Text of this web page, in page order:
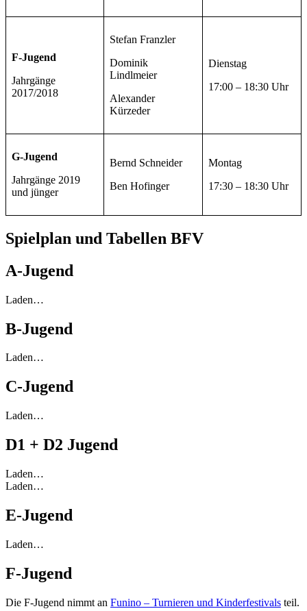
F-Jugend
Jahrgänge
2017/2018
Stefan Franzler
Dominik
Lindlmeier
Alexander
Kürzeder
Dienstag
17:00 – 18:30 Uhr
G-Jugend
Jahrgänge 2019
und jünger
Bernd Schneider
Ben Hofinger
Montag
17:30 – 18:30 Uhr
Spielplan und Tabellen BFV
A-Jugend
Laden…
B-Jugend
Laden…
C-Jugend
Laden…
D1 + D2 Jugend
Laden…
Laden…
E-Jugend
Laden…
F-Jugend
Die F-Jugend nimmt an Funino – Turnieren und Kinderfestivals teil.